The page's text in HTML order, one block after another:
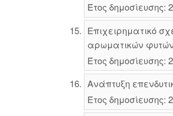
Έτος δημοσίευσης:
Επιχειρηματικό
αρωματικών φυτών
Έτος δημοσίευσης:
Ανάπτυξη
Έτος δημοσίευσης: